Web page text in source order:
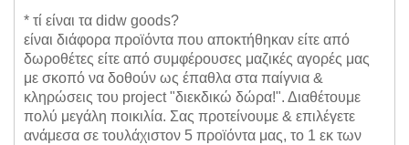
* τί είναι τα didw goods?
είναι διάφορα προϊόντα που αποκτήθηκαν είτε από
δωροθέτες είτε από συμφέρουσες μαζικές αγορές μας
με σκοπό να δοθούν ως έπαθλα στα παίγνια &
κληρώσεις του project "διεκδικώ δώρα!". Διαθέτουμε
πολύ μεγάλη ποικιλία. Σας προτείνουμε & επιλέγετε
ανάμεσα σε τουλάχιστον 5 προϊόντα μας, το 1 εκ των